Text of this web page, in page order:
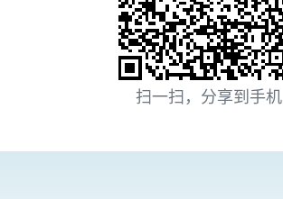
扫一扫，分享到手机